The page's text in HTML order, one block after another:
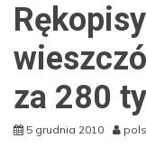
za 280
5 grudnia 2010